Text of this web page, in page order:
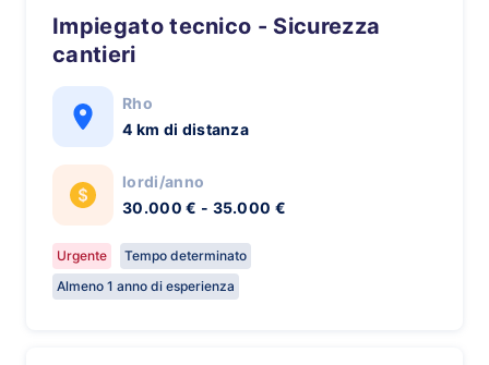
Impiegato tecnico - Sicurezza
cantieri
Rho
4 km di distanza
lordi/anno
30.000 € - 35.000 €
Urgente
Tempo determinato
Almeno 1 anno di esperienza